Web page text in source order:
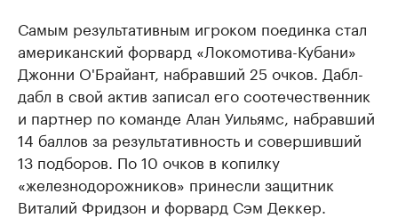
Самым результативным игроком поединка стал
американский форвард «Локомотива-Кубани»
Джонни О'Брайант, набравший 25 очков. Дабл-
дабл в свой актив записал его соотечественник
и партнер по команде Алан Уильямс, набравший
14 баллов за результативность и совершивший
13 подборов. По 10 очков в копилку
«железнодорожников» принесли защитник
Виталий Фридзон и форвард Сэм Деккер.